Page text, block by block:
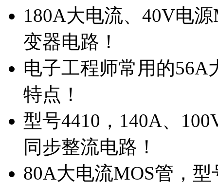
180A大电流、40V电
变器电路！
电子工程师常用的56A
特点！
型号4410，140A、
同步整流电路！
80A大电流MOS管，